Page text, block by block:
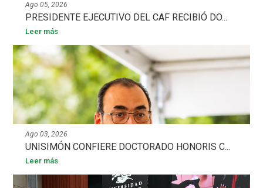
Ago 05, 2026
PRESIDENTE EJECUTIVO DEL CAF RECIBIÓ DO...
Leer más
Ago 03, 2026
UNISIMÓN CONFIERE DOCTORADO HONORIS C...
Leer más